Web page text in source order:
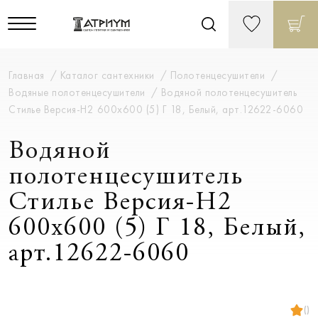
Главная Каталог сантехники
Полотенцесушители
Водяные полотенцесушители
Водяной полотенцесушитель
Стилье Версия-Н2 600х600 (5) Г 18, Белый, арт.12622-6060
Водяной
полотенцесушитель
Стилье Версия-Н2
600х600 (5) Г 18, Белый,
арт.12622-6060
()